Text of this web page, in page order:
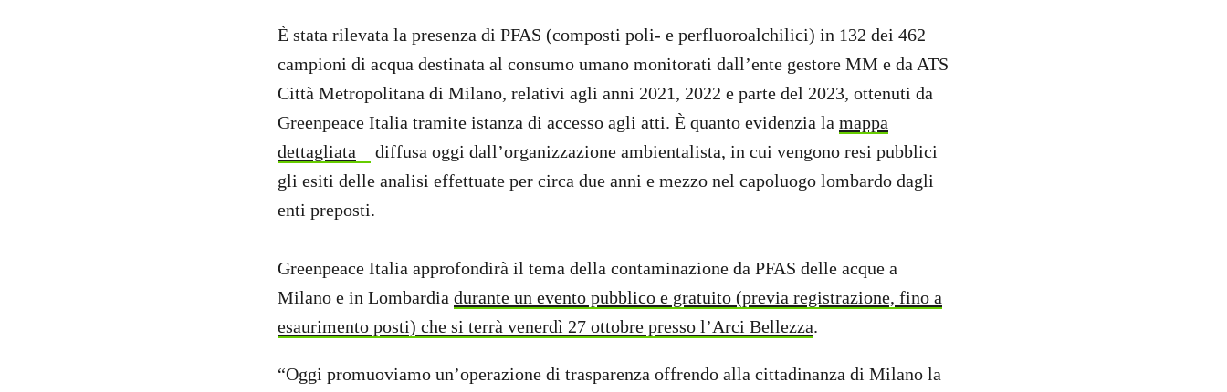
È stata rilevata la presenza di PFAS (composti poli- e perfluoroalchilici) in 132 dei 462
campioni di acqua destinata al consumo umano monitorati dall’ente gestore MM e da ATS
Città Metropolitana di Milano, relativi agli anni 2021, 2022 e parte del 2023, ottenuti da
Greenpeace Italia tramite istanza di accesso agli atti. È quanto evidenzia la mappa
dettagliata
diffusa oggi dall’organizzazione ambientalista, in cui vengono resi pubblici
gli esiti delle analisi effettuate per circa due anni e mezzo nel capoluogo lombardo dagli
enti preposti.
Greenpeace Italia approfondirà il tema della contaminazione da PFAS delle acque a
Milano e in Lombardia durante un evento pubblico e gratuito (previa registrazione, fino a
esaurimento posti) che si terrà venerdì 27 ottobre presso l’Arci Bellezza.
“Oggi promuoviamo un’operazione di trasparenza offrendo alla cittadinanza di Milano la